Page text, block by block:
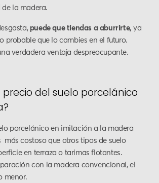
de la madera.
puede que tiendas a aburrirte, ya
probable que lo cambies en el futuro.
verdadera ventaja despreocupante.
precio del suelo porcelánico
porcelánico en imitación a la madera
más costoso que otros tipos de suelo
en terraza o tarimas flotantes.
con la madera convencional, el
menor.